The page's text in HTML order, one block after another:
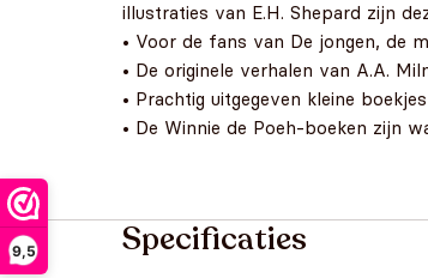
9,5
illustraties van E.H. Shepard zijn
• Voor de fans van De jongen, de
• De originele verhalen van A.A.
• Prachtig uitgegeven kleine
• De Winnie de Poeh-boeken zijn
Specificaties